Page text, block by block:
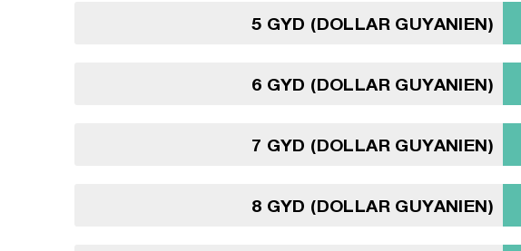
5 GYD (DOLLAR GUYANIEN)
6 GYD (DOLLAR GUYANIEN)
7 GYD (DOLLAR GUYANIEN)
8 GYD (DOLLAR GUYANIEN)